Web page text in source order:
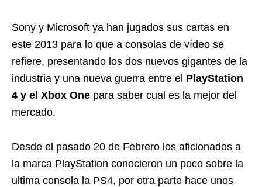
Sony y Microsoft ya han jugados sus cartas en
este 2013 para lo que a consolas de vídeo se
refiere, presentando los dos nuevos gigantes de la
industria y una nueva guerra entre el PlayStation
4 y el Xbox One para saber cual es la mejor del
mercado.
Desde el pasado 20 de Febrero los aficionados a
la marca PlayStation conocieron un poco sobre la
ultima consola la PS4, por otra parte hace unos